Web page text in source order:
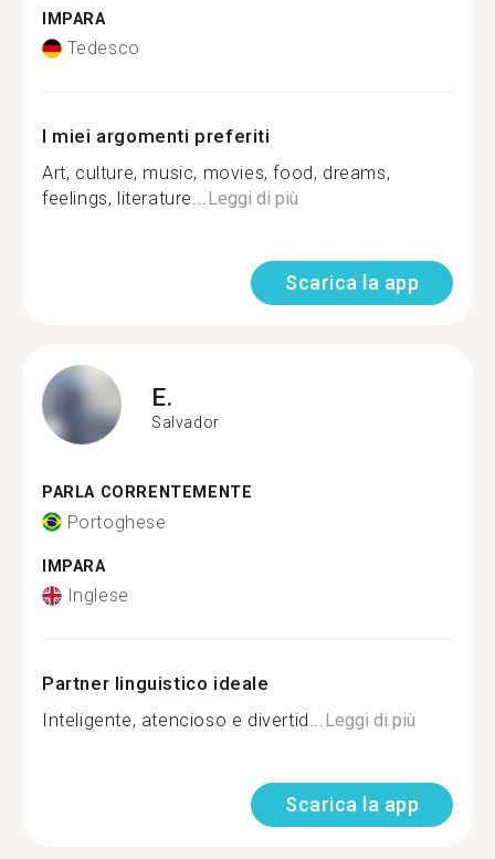
IMPARA
Tedesco
I miei argomenti preferiti
Art, culture, music, movies, food, dreams,
feelings, literature...Leggi di più
Scarica la app
E.
Salvador
PARLA CORRENTEMENTE
Portoghese
IMPARA
Inglese
Partner linguistico ideale
Inteligente, atencioso e divertid...Leggi di più
Scarica la app